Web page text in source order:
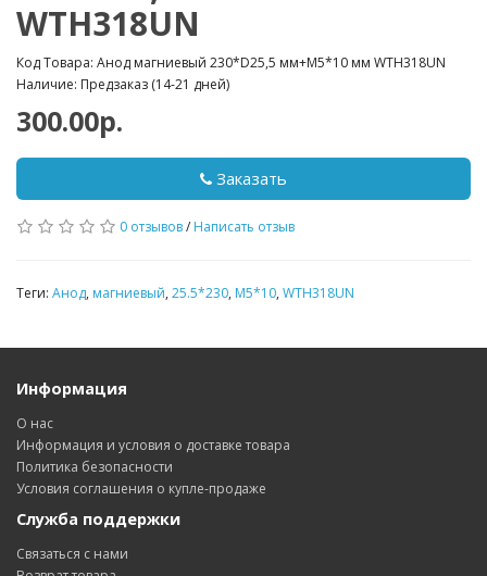
WTH318UN
Код Товара: Анод магниевый 230*D25,5 мм+М5*10 мм WTH318UN
Наличие: Предзаказ (14-21 дней)
300.00р.
Заказать
0 отзывов/ Написать отзыв
Теги: Анод, магниевый, 25.5*230, М5*10, WTH318UN
Информация
О нас
Информация и условия о доставке товара
Политика безопасности
Условия соглашения о купле-продаже
Служба поддержки
Связаться с нами